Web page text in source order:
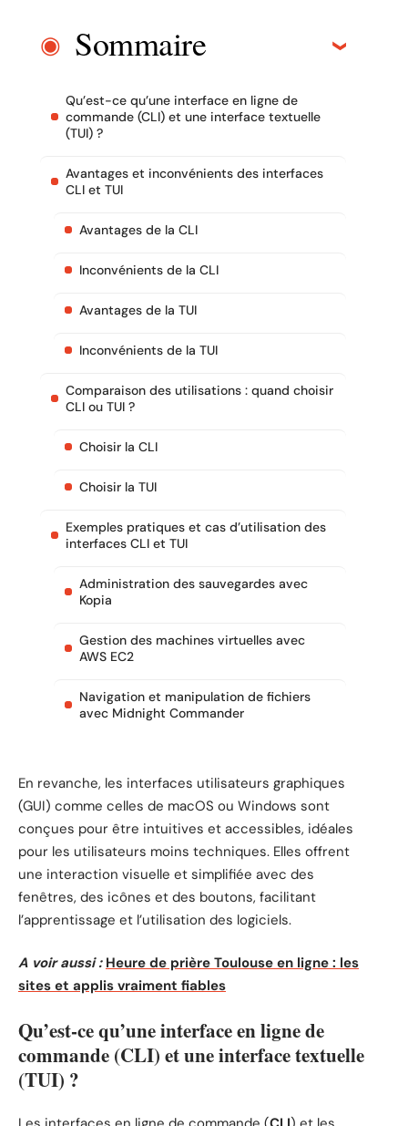
Sommaire
Qu’est-ce qu’une interface en ligne de
commande (CLI) et une interface textuelle
(TUI) ?
Avantages et inconvénients des interfaces
CLI et TUI
Avantages de la CLI
Inconvénients de la CLI
Avantages de la TUI
Inconvénients de la TUI
Comparaison des utilisations : quand choisir
CLI ou TUI ?
Choisir la CLI
Choisir la TUI
Exemples pratiques et cas d’utilisation des
interfaces CLI et TUI
Administration des sauvegardes avec
Kopia
Gestion des machines virtuelles avec
AWS EC2
Navigation et manipulation de fichiers
avec Midnight Commander
En revanche, les interfaces utilisateurs graphiques
(GUI) comme celles de macOS ou Windows sont
conçues pour être intuitives et accessibles, idéales
pour les utilisateurs moins techniques. Elles offrent
une interaction visuelle et simplifiée avec des
fenêtres, des icônes et des boutons, facilitant
l’apprentissage et l’utilisation des logiciels.
A voir aussi : Heure de prière Toulouse en ligne : les
sites et applis vraiment fiables
Qu’est-ce qu’une interface en ligne de
commande (CLI) et une interface textuelle
(TUI) ?